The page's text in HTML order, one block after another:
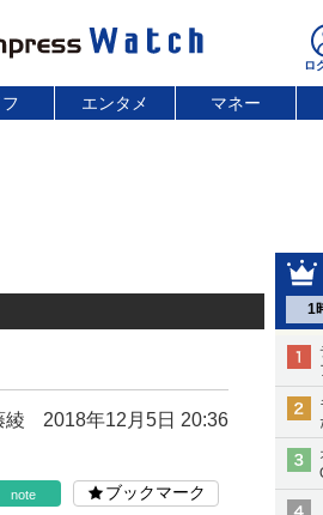
エンタメ マネー
1
綾 2018年12月5日 20:36
note ブックマーク